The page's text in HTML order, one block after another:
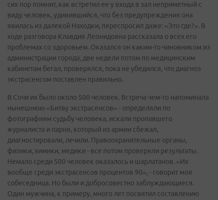
сих пор помнит, как встретил ее у входа в зал неприметный с
виду человек, удивившийся, что без предупреждения она
явилась из далекой Находки, переспросил даже: «Это где?». В
ходе разговора Клавдия Леонидовна рассказала о всех его
проблемах со здоровьем. Оказался он каким-то чиновником из
администрации города, две недели потом по медицинским
кабинетам бегал, проверялся, пока не убедился, что диагноз
экстрасенсом поставлен правильно.
В Сочи их было около 500 человек. Встреча чем-то напоминала
нынешнюю «Битву экстрасенсов» - определяли по
фотографиям судьбу человека, искали пропавшего
журналиста и парня, который из армии сбежал,
диагностировали, лечили. Правоохранительные органы,
физики, химики, медики - все потом проверяли результаты.
Немало среди 500 человек оказалось и шарлатанов. «Их
вообще среди экстрасенсов процентов 90», - говорит моя
собеседница. Но были и добросовестно заблуждающиеся.
Один мужчина, к примеру, много лет посвятил составлению